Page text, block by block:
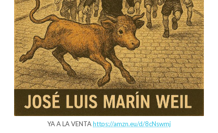
YA A LA VENTAhttps://amzn.eu/d/8cNswmj